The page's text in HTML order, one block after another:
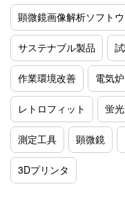
顕微鏡画像解析ソフト
サステナブル製品
作業環境改善 電気炉
レトロフィット 蛍
測定工具 顕微鏡
3Dプリンタ